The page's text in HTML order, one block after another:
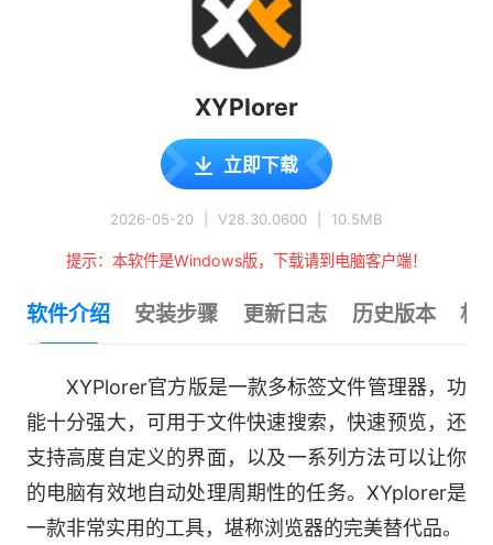
XYPlorer
立即下载
2026-05-20 V28.30.0600 10.5MB
提示：本软件是Windows版，下载请到电脑客户端！
软件介绍 安装步骤 更新日志 历史版本 相
XYPlorer官方版是一款多标签文件管理器，功
能十分强大，可用于文件快速搜索，快速预览，还
支持高度自定义的界面，以及一系列方法可以让你
的电脑有效地自动处理周期性的任务。XYplorer是
一款非常实用的工具，堪称浏览器的完美替代品。